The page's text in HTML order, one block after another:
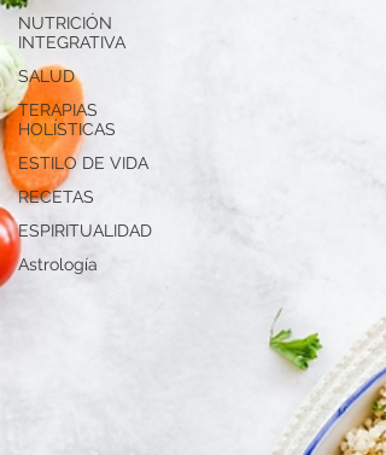
NUTRICIÓN
INTEGRATIVA
SALUD
TERAPIAS
HOLÍSTICAS
ESTILO DE VIDA
RECETAS
ESPIRITUALIDAD
Astrología